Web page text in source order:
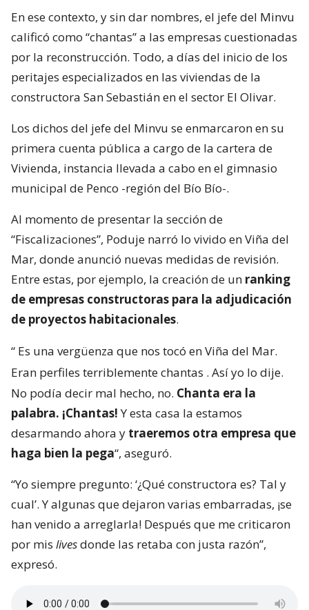
En ese contexto, y sin dar nombres, el jefe del Minvu
calificó como “chantas” a las empresas cuestionadas
por la reconstrucción. Todo, a días del inicio de los
peritajes especializados en las viviendas de la
constructora San Sebastián en el sector El Olivar.
Los dichos del jefe del Minvu se enmarcaron en su
primera cuenta pública a cargo de la cartera de
Vivienda, instancia llevada a cabo en el gimnasio
municipal de Penco -región del Bío Bío-.
Al momento de presentar la sección de
“Fiscalizaciones”, Poduje narró lo vivido en Viña del
Mar, donde anunció nuevas medidas de revisión.
Entre estas, por ejemplo, la creación de un ranking
de empresas constructoras para la adjudicación
de proyectos habitacionales.
“ Es una vergüenza que nos tocó en Viña del Mar.
Eran perfiles terriblemente chantas . Así yo lo dije.
No podía decir mal hecho, no. Chanta era la
palabra. ¡Chantas!Y esta casa la estamos
desarmando ahora y traeremos otra empresa que
haga bien la pega“, aseguró.
“Yo siempre pregunto: ‘¿Qué constructora es? Tal y
cual’. Y algunas que dejaron varias embarradas, ¡se
han venido a arreglarla! Después que me criticaron
por mis livesdonde las retaba con justa razón”,
expresó.